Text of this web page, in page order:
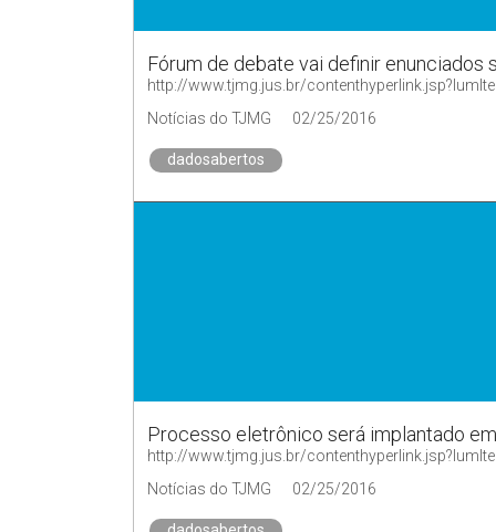
Fórum de debate vai definir enunciados
http://www.tjmg.jus.br/
Notícias do TJMG
02/25/2016
dadosabertos
Processo eletrônico será implantado
http://www.tjmg.jus.br/
Notícias do TJMG
02/25/2016